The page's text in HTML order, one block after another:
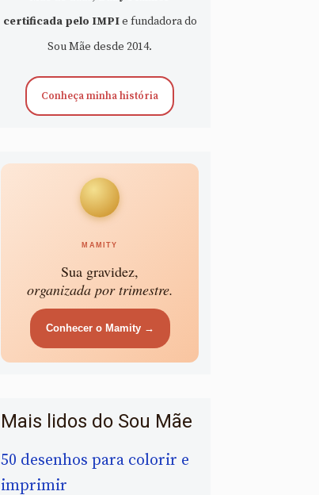
certificada pelo IMPIe fundadora do
Sou Mãe desde 2014.
Conheça minha história
MAMITY
Sua gravidez,
organizada por trimestre.
Conhecer o Mamity →
Mais lidos do Sou Mãe
50 desenhos para colorir e
imprimir